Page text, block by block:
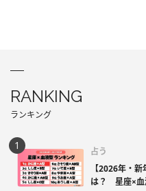
RANKING
ランキング
占う
【2026年・
は？ 星座×血